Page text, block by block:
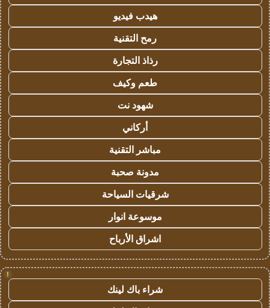
هيدب فيديو
رمح التقنية
رذاذ التجارة
طعم وكيف
شهود نت
أركاني
مباشر التقنية
مدونة صحبة
شرقيات السياحة
موسوعة انوار
اشراق الأرباح
!
شراء باك لينك